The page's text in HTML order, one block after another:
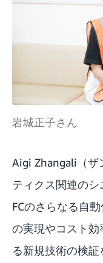
岩城正子さん
Aigi Zhangali（ザ
ティクス関連のシ
FCのさらなる自
の実現やコスト
る新規技術の検証